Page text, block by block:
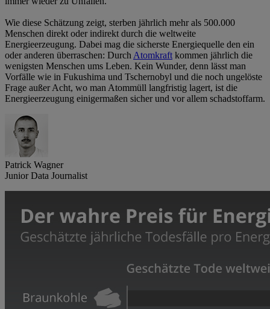
Wie diese Schätzung zeigt, sterben jährlich mehr als 500.000
Menschen direkt oder indirekt durch die weltweite
Energieerzeugung. Dabei mag die sicherste Energiequelle den ein
oder anderen überraschen: DurchAtomkraftkommen jährlich die
wenigsten Menschen ums Leben. Kein Wunder, denn lässt man
Vorfälle wie in Fukushima und Tschernobyl und die noch ungelöste
Frage außer Acht, wo man Atommüll langfristig lagert, ist die
Energieerzeugung einigermaßen sicher und vor allem schadstoffarm.
Patrick Wagner
Junior Data Journalist